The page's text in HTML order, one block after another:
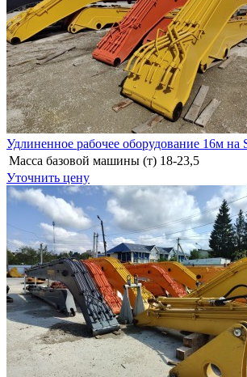
Удлиненное рабочее оборудование 16м на
Масса базовой машины (т) 18-23,5
Уточнить цену